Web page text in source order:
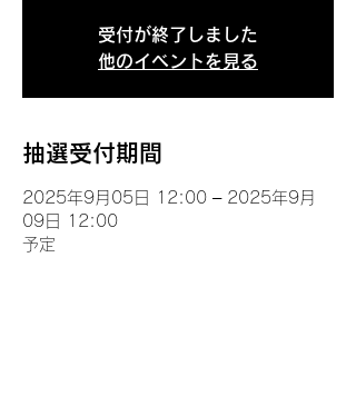
受付が終了しました
他のイベントを見る
抽選受付期間
2025年9月05日 12:00 – 2025年9月
09日 12:00
予定